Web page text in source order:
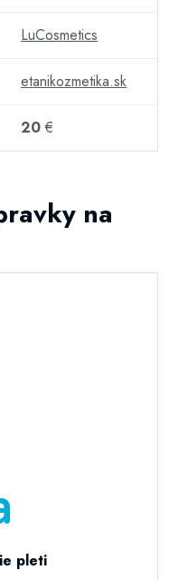
LuCosmetics
etanikozmetika.sk
20 €
na
pleti